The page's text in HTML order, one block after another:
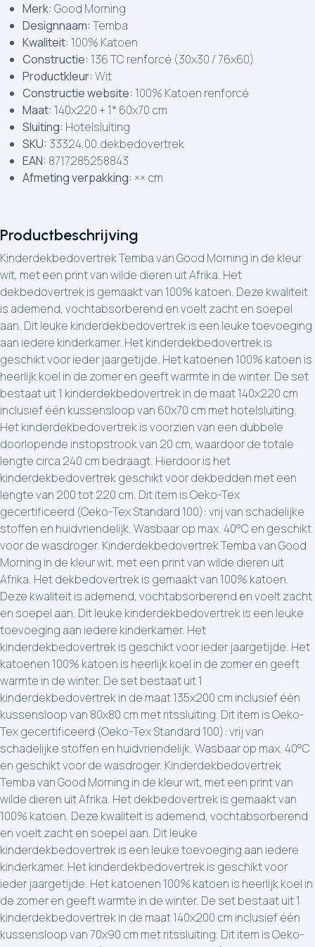
Productbeschrijving
Kinderdekbedovertrek Temba van Good Morning in de kleur
wit, met een print van wilde dieren uit Afrika. Het
dekbedovertrek is gemaakt van 100% katoen. Deze kwaliteit
is ademend, vochtabsorberend en voelt zacht en soepel
aan. Dit leuke kinderdekbedovertrek is een leuke toevoeging
aan iedere kinderkamer. Het kinderdekbedovertrek is
geschikt voor ieder jaargetijde. Het katoenen 100% katoen is
heerlijk koel in de zomer en geeft warmte in de winter. De set
bestaat uit 1 kinderdekbedovertrek in de maat 140x220 cm
inclusief één kussensloop van 60x70 cm met hotelsluiting.
Het kinderdekbedovertrek is voorzien van een dubbele
doorlopende instopstrook van 20 cm, waardoor de totale
lengte circa 240 cm bedraagt. Hierdoor is het
kinderdekbedovertrek geschikt voor dekbedden met een
lengte van 200 tot 220 cm. Dit item is Oeko-Tex
gecertificeerd (Oeko-Tex Standard 100): vrij van schadelijke
stoffen en huidvriendelijk. Wasbaar op max. 40°C en geschikt
voor de wasdroger. Kinderdekbedovertrek Temba van Good
Morning in de kleur wit, met een print van wilde dieren uit
Afrika. Het dekbedovertrek is gemaakt van 100% katoen.
Deze kwaliteit is ademend, vochtabsorberend en voelt zacht
en soepel aan. Dit leuke kinderdekbedovertrek is een leuke
toevoeging aan iedere kinderkamer. Het
kinderdekbedovertrek is geschikt voor ieder jaargetijde. Het
katoenen 100% katoen is heerlijk koel in de zomer en geeft
warmte in de winter. De set bestaat uit 1
kinderdekbedovertrek in de maat 135x200 cm inclusief één
kussensloop van 80x80 cm met ritssluiting. Dit item is Oeko-
Tex gecertificeerd (Oeko-Tex Standard 100): vrij van
schadelijke stoffen en huidvriendelijk. Wasbaar op max. 40°C
en geschikt voor de wasdroger. Kinderdekbedovertrek
Temba van Good Morning in de kleur wit, met een print van
wilde dieren uit Afrika. Het dekbedovertrek is gemaakt van
100% katoen. Deze kwaliteit is ademend, vochtabsorberend
en voelt zacht en soepel aan. Dit leuke
kinderdekbedovertrek is een leuke toevoeging aan iedere
kinderkamer. Het kinderdekbedovertrek is geschikt voor
ieder jaargetijde. Het katoenen 100% katoen is heerlijk koel in
de zomer en geeft warmte in de winter. De set bestaat uit 1
kinderdekbedovertrek in de maat 140x200 cm inclusief één
kussensloop van 70x90 cm met ritssluiting. Dit item is Oeko-
Merk: Good Morning
Designnaam: Temba
Kwaliteit: 100% Katoen
Constructie: 136 TC renforcé (30x30 / 76x60)
Productkleur: Wit
Constructie website: 100% Katoen renforcé
Maat: 140x220 + 1* 60x70 cm
Sluiting: Hotelsluiting
SKU: 33324.00.dekbedovertrek
EAN: 8717285258843
Afmeting verpakking: ×× cm